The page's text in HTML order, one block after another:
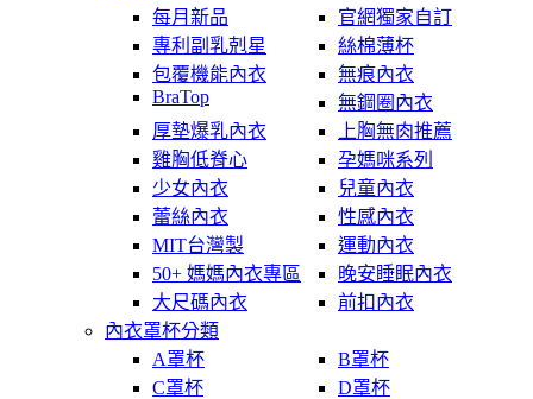
每月新品
官網獨家自訂
專利副乳剋星
絲棉薄杯
包覆機能內衣
無痕內衣
BraTop
無鋼圈內衣
厚墊爆乳內衣
上胸無肉推薦
雞胸低脊心
孕媽咪系列
少女內衣
兒童內衣
蕾絲內衣
性感內衣
MIT台灣製
運動內衣
50+ 媽媽內衣專區
晚安睡眠內衣
大尺碼內衣
前扣內衣
內衣罩杯分類
A罩杯
B罩杯
C罩杯
D罩杯